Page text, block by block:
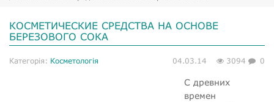
КОСМЕТИЧЕСКИЕ СРЕДСТВА НА ОСНОВЕ
БЕРЕЗОВОГО СОКА
Категорія: Косметологія 04.03.14 3094 0
С древних
времен